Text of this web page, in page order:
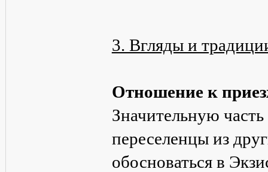
3. Вгляды и
Отношение к
Значительную
переселенцы из
обосноваться в